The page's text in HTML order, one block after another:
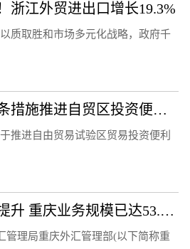
浙江外贸进出口增长19.3%
质取胜和市场多元化战略，政府千
重磅！四川出台19条措施推进自贸区投资便利化改革
推进自由贸易试验区贸易投资便利
金融外汇服务水平提升 重庆业务规模已达53.6亿美元
管理局重庆外汇管理部(以下简称重